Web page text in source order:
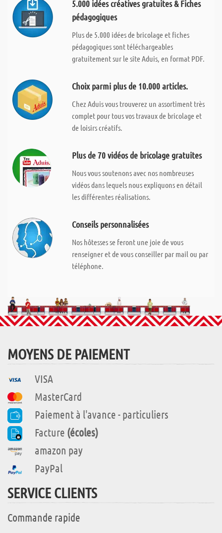
5.000 idées créatives gratuites & Fiches
pédagogiques
Plus de 5.000 idées de bricolage et fiches
pédagogiques sont téléchargeables
gratuitement sur le site Aduis, en format PDF.
Choix parmi plus de 10.000 articles.
Chez Aduis vous trouverez un assortiment très
complet pour tous vos travaux de bricolage et
de loisirs créatifs.
Plus de 70 vidéos de bricolage gratuites
Nous vous soutenons avec nos nombreuses
vidéos dans lequels nous expliquons en détail
les différentes réalisations.
Conseils personnalisées
Nos hôtesses se feront une joie de vous
renseigner et de vous conseiller par mail ou par
téléphone.
MOYENS DE PAIEMENT
VISA
MasterCard
Paiement à l'avance - particuliers
Facture (écoles)
amazon pay
PayPal
SERVICE CLIENTS
Commande rapide